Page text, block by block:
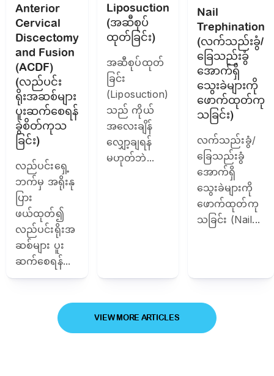
Anterior
Cervical
Discectomy
and Fusion
(ACDF)
(လည်ပင်း
ရိုးအဆစ်များ
ပူးဆက်စေရန်
ခွဲစိတ်ကုသ
ခြင်း)
လည်ပင်းရှေ့
ဘက်မှ အရိုးနု
ပြား
ဖယ်ထုတ်၍
လည်ပင်းရိုးအ
ဆစ်များ ပူး
ဆက်စေရန်...
Liposuction
(အဆီစုပ်
ထုတ်ခြင်း)
အဆီစုပ်ထုတ်
ခြင်း
(Liposuction)
သည် ကိုယ်
အလေးချိန်
လျှော့ချရန်
မဟုတ်ဘဲ...
Nail
Trephination
(လက်သည်းခွံ/
ခြေသည်းခွံ
အောက်ရှိ
သွေးခဲများကို
ဖောက်ထုတ်ကု
သခြင်း)
လက်သည်းခွံ/
ခြေသည်းခွံ
အောက်ရှိ
သွေးခဲများကို
ဖောက်ထုတ်ကု
သခြင်း (Nail...
VIEW MORE ARTICLES